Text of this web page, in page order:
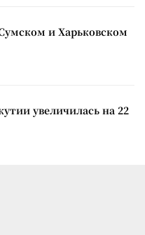
и Харьковском
увеличилась на 22